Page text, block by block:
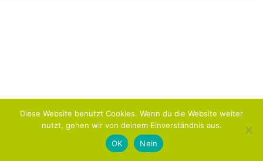
Diese Website benutzt Cookies. Wenn du die Website weiter
nutzt, gehen wir von deinem Einverständnis aus.
OK
Nein